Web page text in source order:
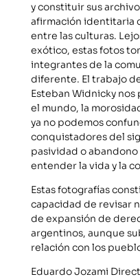
y constituir sus
afirmación identitaria
entre las culturas.
exótico, estas fotos
integrantes de la
diferente. El trabajo
Esteban Widnicky
el mundo, la
ya no podemos
conquistadores del
pasividad o
entender la vida y la
Estas fotografías
capacidad de revisar
de expansión de
argentinos, aunque
relación con los
Eduardo Jozami